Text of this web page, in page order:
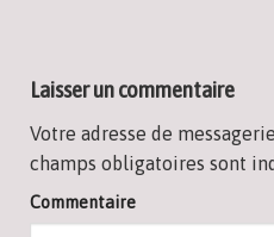
Laisser un commentaire
Votre adresse de
champs obligatoires sont
Commentaire